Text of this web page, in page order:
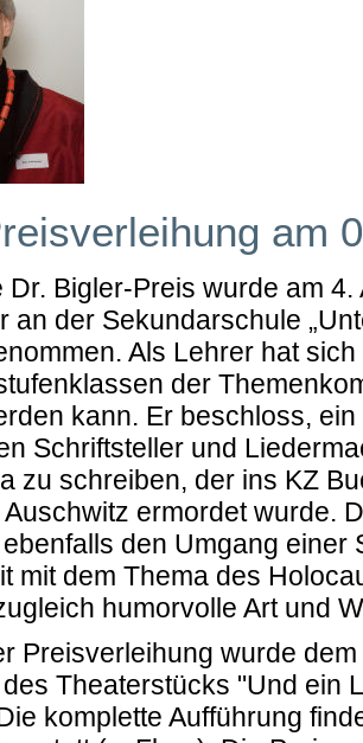
am
Dr. Bigler-Preis wurde am
an der Sekundarschule
Als Lehrer hat
der
kann. Er beschloss,
Schriftsteller und
zu schreiben, der ins KZ
ermordet wurde.
den Umgang einer
mit dem Thema des
humorvolle Art und
Preisverleihung wurde
Theaterstücks "Und ein
komplette Aufführung